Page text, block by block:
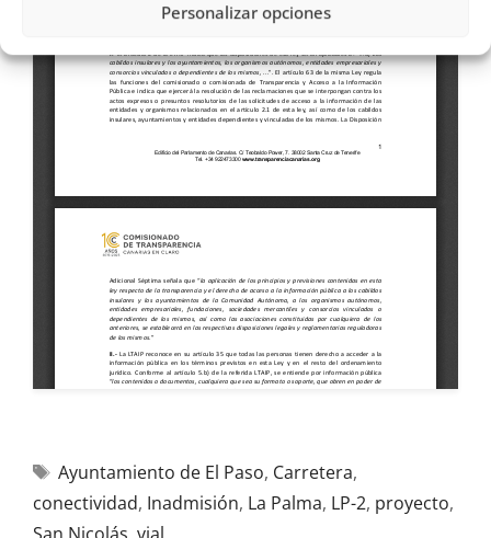
Personalizar opciones
Ayuntamiento de El Paso, Carretera,
conectividad, Inadmisión, La Palma, LP-2, proyecto,